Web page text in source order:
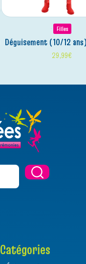
Filles
déguisement (10/12
29,99€
Catégories